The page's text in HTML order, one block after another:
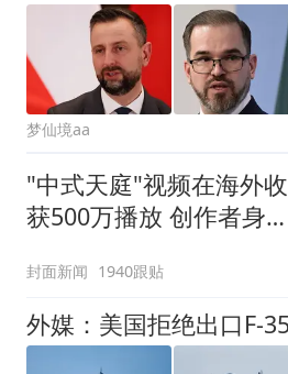
梦仙境aa
"中式天庭"视频在海外收
获500万播放 创作者身份
封面新闻 1940跟贴